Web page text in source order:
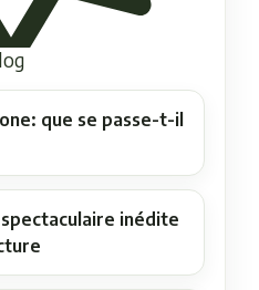
que se passe-t-il
inédite